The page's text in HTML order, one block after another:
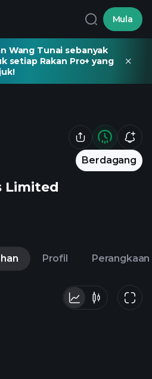
Mula
Wang Tunai sebanyak
setiap Rakan Pro+ yang
Berdagang
Limited
Profil Perangkaan